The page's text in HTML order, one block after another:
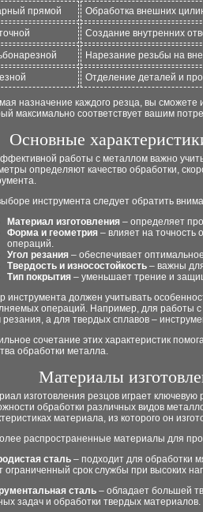
прямой
Обработка внешних
Создание внутренних
Нарезание резьбы на
Отделение деталей и
назначение каждого резца, вы сможете
максимально соответствует вашим
Основные
работы с металлом важно
определяют качество обработки,
инструмента следует обратить
Материал изготовления – определяет
Форма и геометрия – влияет на точность
операций.
Угол резания – обеспечивает
Твердость и износостойкость – важны
Тип покрытия – уменьшает трение и
инструмента должен учитывать
операций. Например, для работы
резания, а для твердых сплавов –
сочетание этих характеристик
обработки металла.
Материалы
изготовления резцов играет ключевую
обработки различных видов
материала, из которого он
распространенные материалы для
сталь – подходит для обработки
ограниченный срок службы при высоких
сталь – обладает большей
задач и обработки твердых материалов.